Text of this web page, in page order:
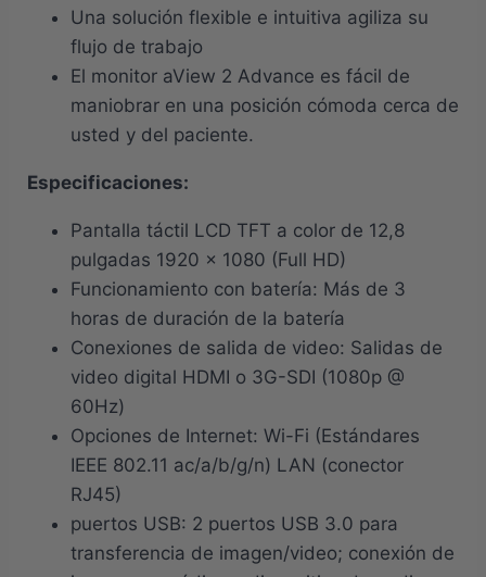
Una solución flexible e intuitiva agiliza su
flujo de trabajo
El monitor aView 2 Advance es fácil de
maniobrar en una posición cómoda cerca de
usted y del paciente.
Especificaciones:
Pantalla táctil LCD TFT a color de 12,8
pulgadas 1920 x 1080 (Full HD)
Funcionamiento con batería: Más de 3
horas de duración de la batería
Conexiones de salida de video: Salidas de
video digital HDMI o 3G-SDI (1080p @
60Hz)
Opciones de Internet: Wi-Fi (Estándares
IEEE 802.11 ac/a/b/g/n) LAN (conector
RJ45)
puertos USB: 2 puertos USB 3.0 para
transferencia de imagen/video; conexión de